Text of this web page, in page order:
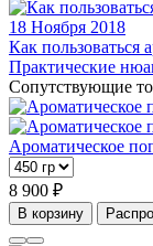
18 Ноября 2018
Как пользоваться
Практические
Сопутствующие
Ароматическое
8 900 ₽
В корзину